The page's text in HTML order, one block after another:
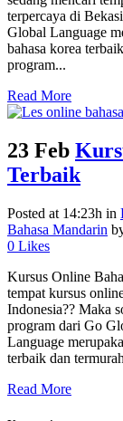
terpercaya di
Global Language
bahasa korea
program...
Read More
23 Feb
Terbaik
Posted at 14:23h in
Bahasa Mandarin
0 Likes
Kursus Online
tempat kursus
Indonesia?? Maka
program dari Go
Language
terbaik dan
Read More